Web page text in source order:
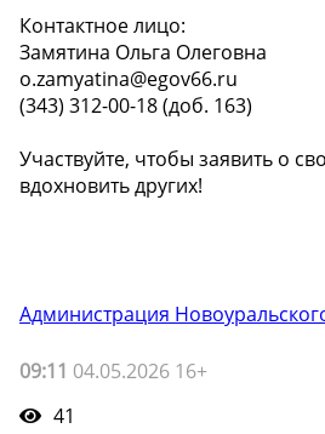
Контактное лицо:
Замятина Ольга Олеговна
o.zamyatina@egov66.ru
(343) 312-00-18 (доб. 163)
Участвуйте, чтобы заявить о
вдохновить других!
Администрация
09:11 04.05.2026 16+
41